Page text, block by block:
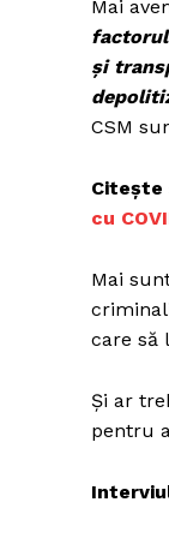
Mai
și
CSM
Citește
cu
Mai
care să
Și ar
pentru